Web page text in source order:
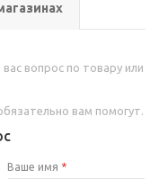
вопрос по товару или
вам помогут.
Ваше имя *